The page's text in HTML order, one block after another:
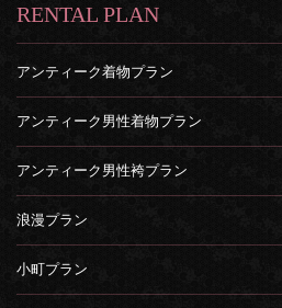
RENTAL PLAN
アンティーク着物プラン
アンティーク男性着物プラン
アンティーク男性袴プラン
浪漫プラン
小町プラン